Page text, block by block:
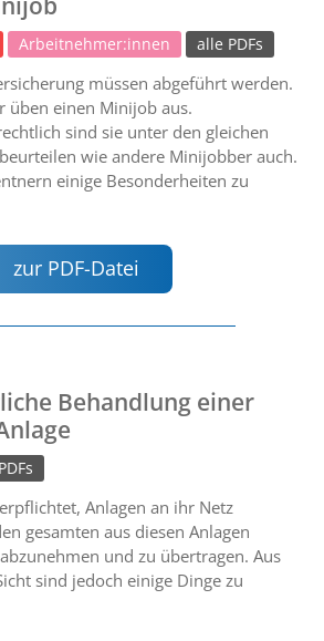
Arbeitnehmer:innen alle PDFs
müssen abgeführt werden.
üben einen Minijob aus.
sind sie unter den gleichen
wie andere Minijobber auch.
einige Besonderheiten zu
zur PDF-Datei
Behandlung einer
Anlagen an ihr Netz
gesamten aus diesen Anlagen
und zu übertragen. Aus
sind jedoch einige Dinge zu